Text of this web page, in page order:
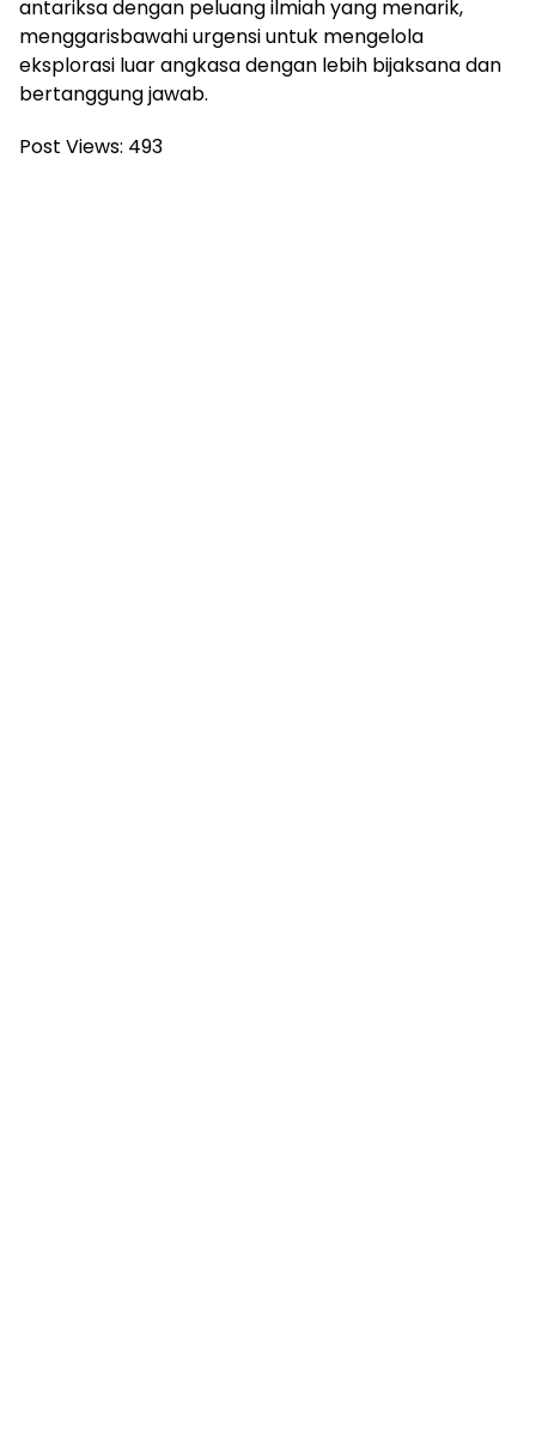
antariksa dengan peluang ilmiah yang menarik,
menggarisbawahi urgensi untuk mengelola
eksplorasi luar angkasa dengan lebih bijaksana dan
bertanggung jawab.
Post Views: 493